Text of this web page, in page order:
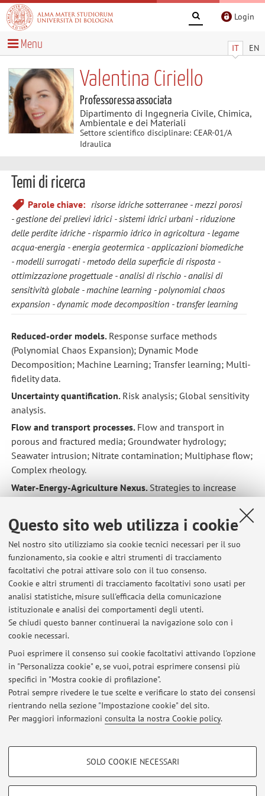
Questo sito web utilizza i cookie
Nel nostro sito utilizziamo sia cookie tecnici necessari per il suo
funzionamento, sia cookie e altri strumenti di tracciamento
facoltativi che potrai attivare solo con il tuo consenso.
Cookie e altri strumenti di tracciamento facoltativi sono usati per
analisi statistiche, misure sull'efficacia della comunicazione
istituzionale e analisi dei comportamenti degli utenti.
Se chiudi questo banner continuerai la navigazione solo con i
cookie necessari.
Puoi esprimere il consenso sui cookie facoltativi attivando l'opzione
in "Personalizza cookie" e, se vuoi, potrai esprimere consensi più
specifici in "Mostra cookie di profilazione".
Potrai sempre rivedere le tue scelte e verificare lo stato dei consensi
rientrando nella sezione "Impostazione cookie" del sito.
Per maggiori informazioni consulta la nostra Cookie policy.
COOKIE DI PROFILAZIONE - FACOLTATIVI
SOLO COOKIE NECESSARI
Login
IT EN
Menu
Valentina Ciriello
Professoressa associata
Dipartimento di Ingegneria Civile, Chimica,
Ambientale e dei Materiali
Settore scientifico disciplinare: CEAR-01/A
Idraulica
Temi di ricerca
Parole chiave: risorse idriche sotterranee
mezzi porosi
gestione dei prelievi idrici
sistemi idrici urbani
riduzione
delle perdite idriche
risparmio idrico in agricoltura
legame
acqua-energia
energia geotermica
applicazioni biomediche
modelli surrogati
metodo della superficie di risposta
ottimizzazione progettuale
analisi di rischio
analisi di
sensitività globale
machine learning
polynomial chaos
expansion
dynamic mode decomposition transfer learning
Reduced-order models. Response surface methods
(Polynomial Chaos Expansion); Dynamic Mode
Decomposition; Machine Learning; Transfer learning; Multi-
fidelity data.
Uncertainty quantification. Risk analysis; Global sensitivity
analysis.
Flow and transport processes. Flow and transport in
porous and fractured media; Groundwater hydrology;
Seawater intrusion; Nitrate contamination; Multiphase flow;
Complex rheology.
Water-Energy-Agriculture Nexus.Strategies to increase
efficiency of urban water systems; Reduction of water losses
in the water supply network; Geothermal energy;
Hydropower; satellite data.
Biomedical applications.CFD and meta-modeling to predict
cardiovascular diseases.
Ultimi avvisi
Al momento non sono presenti avvisi.
Area riservata
Accedi tramiteloginper gestire tutti i contenuti del sito.